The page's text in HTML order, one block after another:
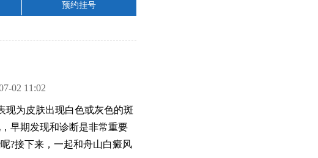
预约挂号
02 11:02
现为皮肤出现白色或灰色的斑
早期发现和诊断是非常重要
?接下来，一起和舟山白癜风